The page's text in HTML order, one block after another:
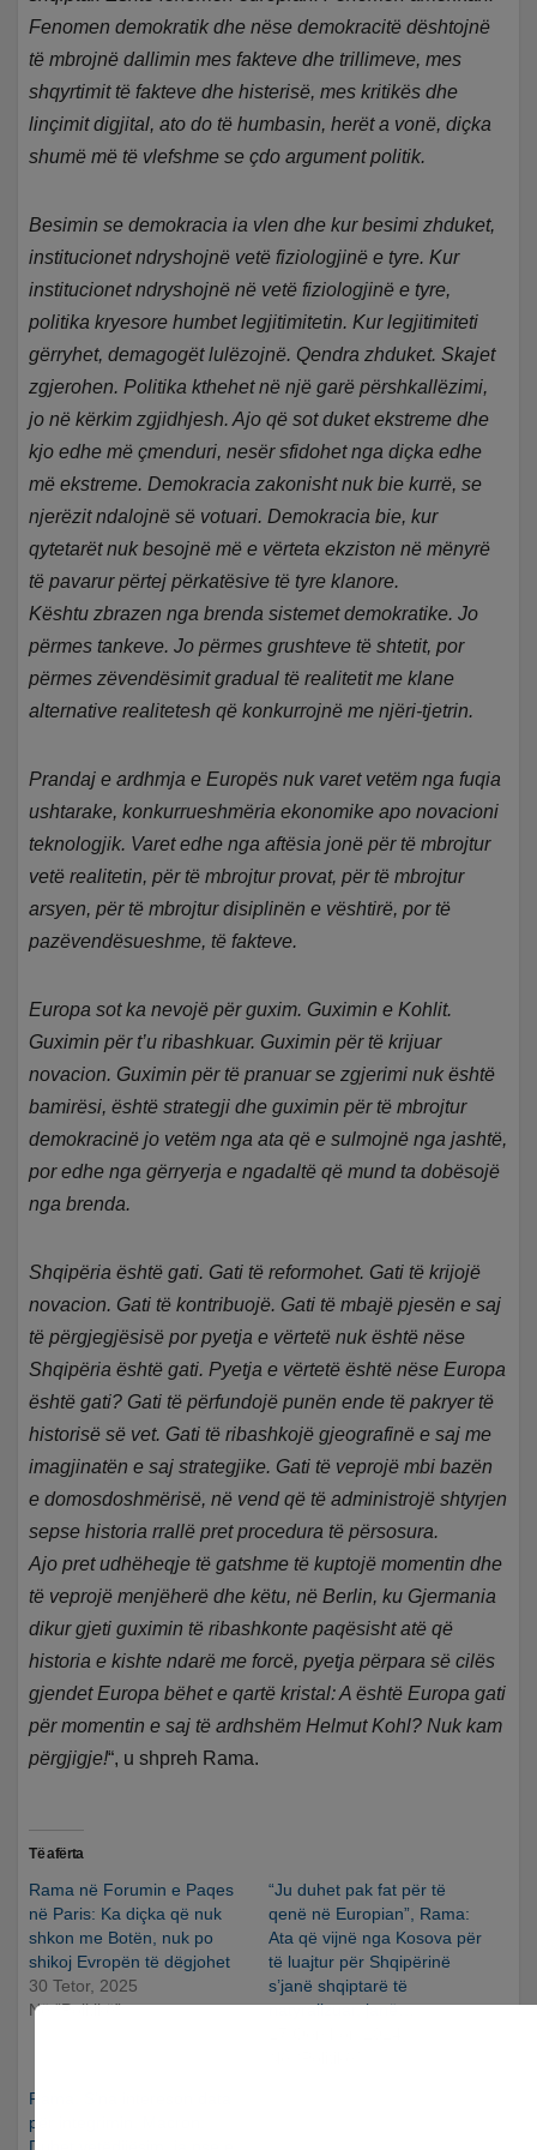
Fenomen demokratik dhe nëse demokracitë dështojnë
të mbrojnë dallimin mes fakteve dhe trillimeve, mes
shqyrtimit të fakteve dhe histerisë, mes kritikës dhe
linçimit digjital, ato do të humbasin, herët a vonë, diçka
shumë më të vlefshme se çdo argument politik.
Besimin se demokracia ia vlen dhe kur besimi zhduket,
institucionet ndryshojnë vetë fiziologjinë e tyre. Kur
institucionet ndryshojnë në vetë fiziologjinë e tyre,
politika kryesore humbet legjitimitetin. Kur legjitimiteti
gërryhet, demagogët lulëzojnë. Qendra zhduket. Skajet
zgjerohen. Politika kthehet në një garë përshkallëzimi,
jo në kërkim zgjidhjesh. Ajo që sot duket ekstreme dhe
kjo edhe më çmenduri, nesër sfidohet nga diçka edhe
më ekstreme. Demokracia zakonisht nuk bie kurrë, se
njerëzit ndalojnë së votuari. Demokracia bie, kur
qytetarët nuk besojnë më e vërteta ekziston në mënyrë
të pavarur përtej përkatësive të tyre klanore.
Kështu zbrazen nga brenda sistemet demokratike. Jo
përmes tankeve. Jo përmes grushteve të shtetit, por
përmes zëvendësimit gradual të realitetit me klane
alternative realitetesh që konkurrojnë me njëri-tjetrin.
Prandaj e ardhmja e Europës nuk varet vetëm nga fuqia
ushtarake, konkurrueshmëria ekonomike apo novacioni
teknologjik. Varet edhe nga aftësia jonë për të mbrojtur
vetë realitetin, për të mbrojtur provat, për të mbrojtur
arsyen, për të mbrojtur disiplinën e vështirë, por të
pazëvendësueshme, të fakteve.
Europa sot ka nevojë për guxim. Guximin e Kohlit.
Guximin për t’u ribashkuar. Guximin për të krijuar
novacion. Guximin për të pranuar se zgjerimi nuk është
bamirësi, është strategji dhe guximin për të mbrojtur
demokracinë jo vetëm nga ata që e sulmojnë nga jashtë,
por edhe nga gërryerja e ngadaltë që mund ta dobësojë
nga brenda.
Shqipëria është gati. Gati të reformohet. Gati të krijojë
novacion. Gati të kontribuojë. Gati të mbajë pjesën e saj
të përgjegjësisë por pyetja e vërtetë nuk është nëse
Shqipëria është gati. Pyetja e vërtetë është nëse Europa
është gati? Gati të përfundojë punën ende të pakryer të
historisë së vet. Gati të ribashkojë gjeografinë e saj me
imagjinatën e saj strategjike. Gati të veprojë mbi bazën
e domosdoshmërisë, në vend që të administrojë shtyrjen
sepse historia rrallë pret procedura të përsosura.
Ajo pret udhëheqje të gatshme të kuptojë momentin dhe
të veprojë menjëherë dhe këtu, në Berlin, ku Gjermania
dikur gjeti guximin të ribashkonte paqësisht atë që
historia e kishte ndarë me forcë, pyetja përpara së cilës
gjendet Europa bëhet e qartë kristal: A është Europa gati
për momentin e saj të ardhshëm Helmut Kohl? Nuk kam
përgjigje!“, u shpreh Rama.
Të afërta
Rama në Forumin e Paqes
në Paris: Ka diçka që nuk
shkon me Botën, nuk po
shikoj Evropën të dëgjohet
30 Tetor, 2025
Në “Politikë”
“Ju duhet pak fat për të
qenë në Europian”, Rama:
Ata që vijnë nga Kosova për
të luajtur për Shqipërinë
s’janë shqiptarë të
natyralizuar, janë…
Rama: S’na intereson data
për integrimin. Macron: